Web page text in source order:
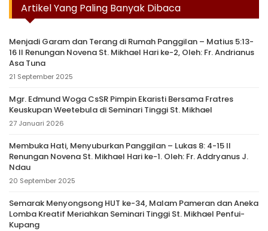
Artikel Yang Paling Banyak Dibaca
Menjadi Garam dan Terang di Rumah Panggilan – Matius 5:13-
16 II Renungan Novena St. Mikhael Hari ke-2, Oleh: Fr. Andrianus
Asa Tuna
21 September 2025
Mgr. Edmund Woga CsSR Pimpin Ekaristi Bersama Fratres
Keuskupan Weetebula di Seminari Tinggi St. Mikhael
27 Januari 2026
Membuka Hati, Menyuburkan Panggilan – Lukas 8: 4-15 II
Renungan Novena St. Mikhael Hari ke-1. Oleh: Fr. Addryanus J.
Ndau
20 September 2025
Semarak Menyongsong HUT ke-34, Malam Pameran dan Aneka
Lomba Kreatif Meriahkan Seminari Tinggi St. Mikhael Penfui-
Kupang